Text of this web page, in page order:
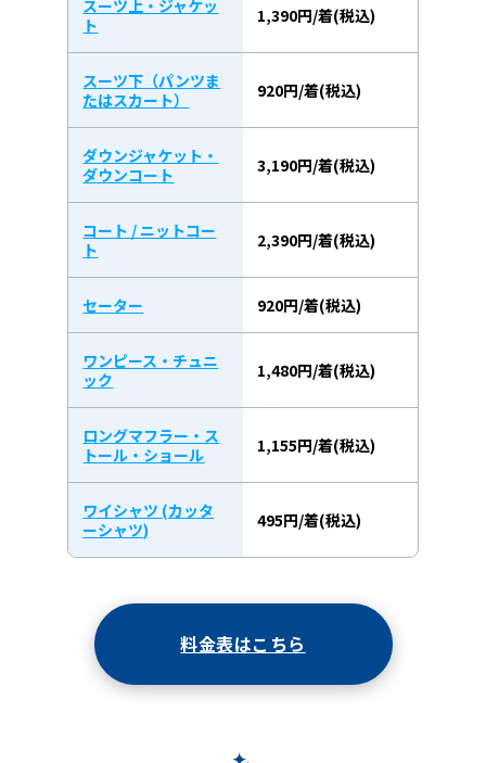
スーツ上・ジャケッ
ト
1,390円/着(税込)
スーツ下（パンツま
たはスカート）
920円/着(税込)
ダウンジャケット・
ダウンコート
3,190円/着(税込)
コート / ニットコー
ト
2,390円/着(税込)
セーター 920円/着(税込)
ワンピース・チュニ
ック
1,480円/着(税込)
ロングマフラー・ス
トール・ショール
1,155円/着(税込)
ワイシャツ (カッタ
ーシャツ)
495円/着(税込)
料金表はこちら